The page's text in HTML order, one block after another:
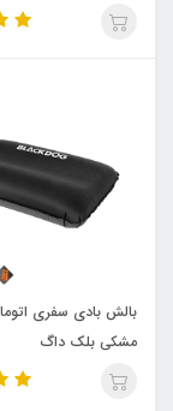
بالش بادی سفری
مشکی بلک داگ